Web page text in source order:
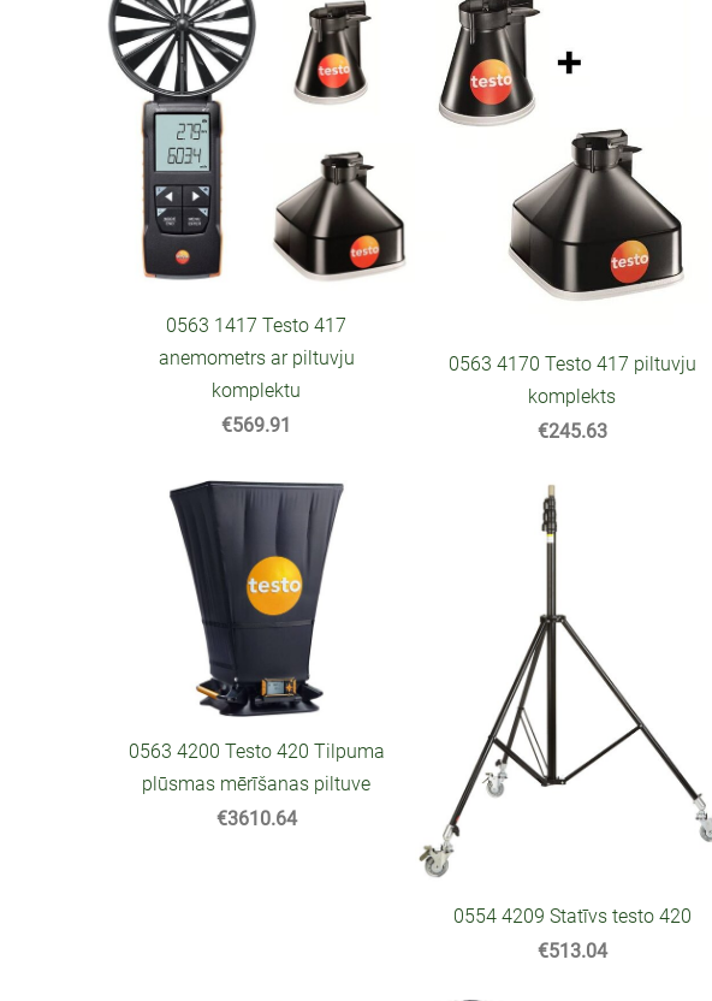
0563 1417 Testo 417
anemometrs ar piltuvju
komplektu
€569.91
0563 4170 Testo 417 piltuvju
komplekts
€245.63
0563 4200 Testo 420 Tilpuma
plūsmas mērīšanas piltuve
€3610.64
0554 4209 Statīvs testo 420
€513.04